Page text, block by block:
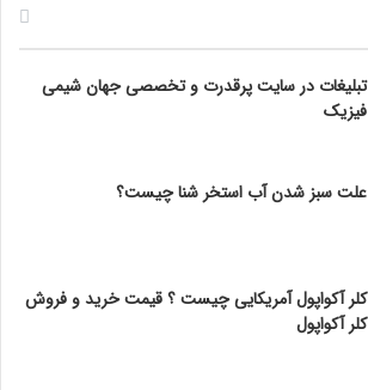
تبلیغات در سایت پرقدرت و تخصصی جهان شیمی
فیزیک
علت سبز شدن آب استخر شنا چیست؟
کلر آکواپول آمریکایی چیست ؟ قیمت خرید و فروش
کلر آکواپول